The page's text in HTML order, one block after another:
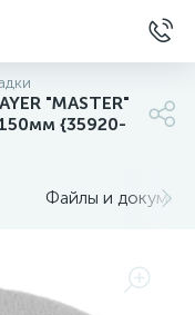
"MASTER"
{35920-
Файлы и